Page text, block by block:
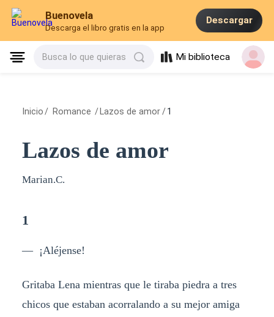
Buenovela
Descarga el libro gratis en la app
Descargar
Busca lo que quieras Mi biblioteca
Inicio / Romance / Lazos de amor / 1
Lazos de amor
Marian.C.
1
— ¡Aléjense!
Gritaba Lena mientras que le tiraba piedra a tres
chicos que estaban acorralando a su mejor amiga